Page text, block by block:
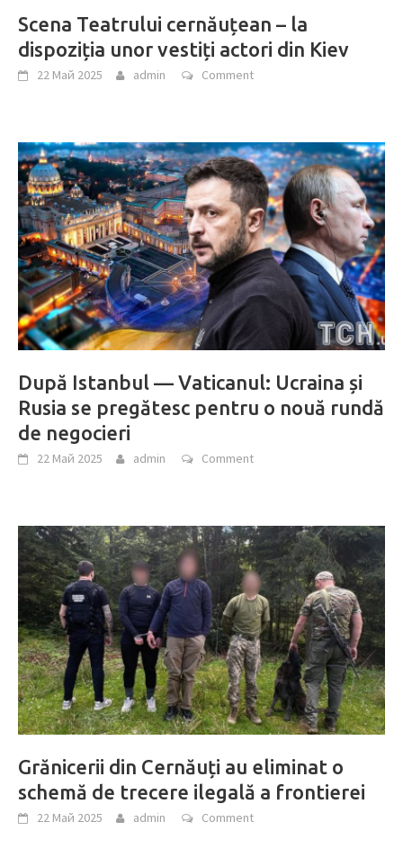
Scena Teatrului cernăuțean – la
dispoziția unor vestiți actori din Kiev
22 Май 2025 admin Comment
După Istanbul — Vaticanul: Ucraina și
Rusia se pregătesc pentru o nouă rundă
de negocieri
22 Май 2025 admin Comment
Grănicerii din Cernăuți au eliminat o
schemă de trecere ilegală a frontierei
22 Май 2025 admin Comment